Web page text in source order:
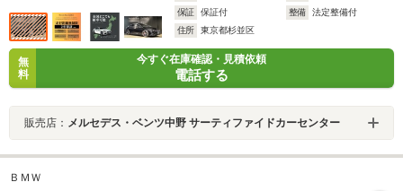
保証
保証付 整備
法定整備付
住所
東京都杉並区
無
料
今すぐ在庫確認・見積依頼
電話する
販売店： メルセデス・ベンツ中野 サーティファイドカーセンター
ＢＭＷ